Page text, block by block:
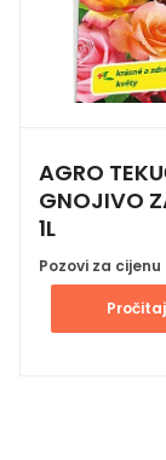
AGRO
GNOJIVO
1L
Pozovi za cijenu